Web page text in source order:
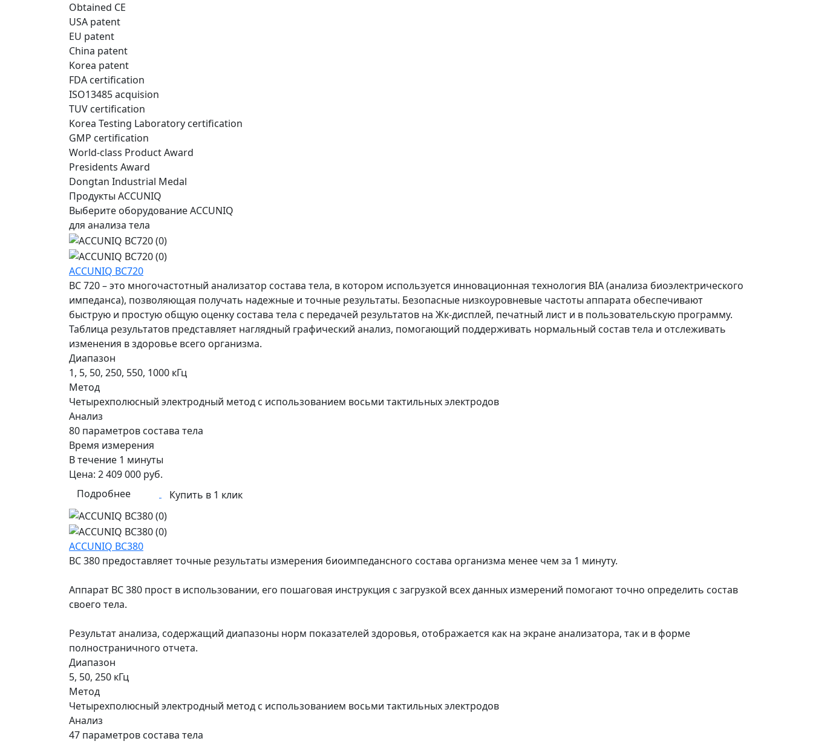
Obtained CE
USA patent
EU patent
China patent
Korea patent
FDA certification
ISO13485 acquision
TUV certification
Korea Testing Laboratory certification
GMP certification
World-class Product Award
Presidents Award
Dongtan Industrial Medal
Продукты ACCUNIQ
Выберите оборудование ACCUNIQ
для анализа тела
ACCUNIQ BC720
BC 720 – это многочастотный анализатор состава тела, в котором используется инновационная технология BIA (анализа биоэлектрического
импеданса), позволяющая получать надежные и точные результаты. Безопасные низкоуровневые частоты аппарата обеспечивают
быструю и простую общую оценку состава тела с передачей результатов на Жк-дисплей, печатный лист и в пользовательскую программу.
Таблица результатов представляет наглядный графический анализ, помогающий поддерживать нормальный состав тела и отслеживать
изменения в здоровье всего организма.
Диапазон
1, 5, 50, 250, 550, 1000 кГц
Метод
Четырехполюсный электродный метод с использованием восьми тактильных электродов
Анализ
80 параметров состава тела
Время измерения
В течение 1 минуты
Цена: 2 409 000 руб.
Подробнее
Купить в 1 клик
ACCUNIQ BC380
BC 380 предоставляет точные результаты измерения биоимпедансного состава организма менее чем за 1 минуту.
Аппарат BC 380 прост в использовании, его пошаговая инструкция с загрузкой всех данных измерений помогают точно определить состав
своего тела.
Результат анализа, содержащий диапазоны норм показателей здоровья, отображается как на экране анализатора, так и в форме
полностраничного отчета.
Диапазон
5, 50, 250 кГц
Метод
Четырехполюсный электродный метод с использованием восьми тактильных электродов
Анализ
47 параметров состава тела